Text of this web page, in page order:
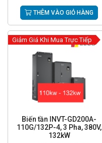
THÊM VÀO GIỎ HÀNG
Giảm Giá Khi Mua Trực Tiếp
Biến tần INVT-GD200A-
110G/132P-4, 3 Pha, 380V,
132kW